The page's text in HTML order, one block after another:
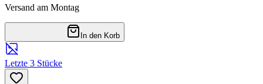
Versand am Montag
In den Korb
Letzte 3 Stücke